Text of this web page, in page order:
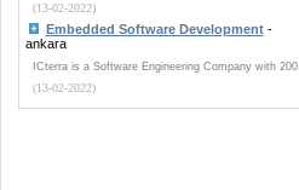
(13-02-2022)
Embedded Software Development-
ankara
ICterra is a Software Engineering Company with 200
(13-02-2022)